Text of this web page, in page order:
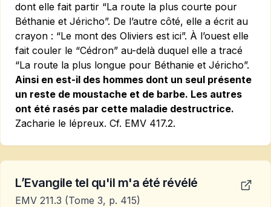
dont elle fait partir “La route la plus courte pour
Béthanie et Jéricho”. De l’autre côté, elle a écrit au
crayon : “Le mont des Oliviers est ici”. À l’ouest elle
fait couler le “Cédron” au-delà duquel elle a tracé
“La route la plus longue pour Béthanie et Jéricho”.
Ainsi en est-il des hommes dont un seul présente
un reste de moustache et de barbe. Les autres
ont été rasés par cette maladie destructrice.
Zacharie le lépreux. Cf. EMV 417.2.
L’Evangile tel qu'il m'a été révélé
EMV 211.3 (Tome 3, p. 415)